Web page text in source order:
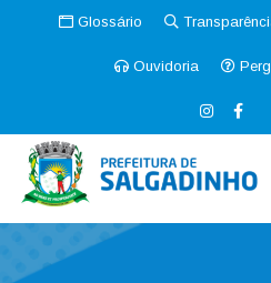
Glossário
Ouvidoria